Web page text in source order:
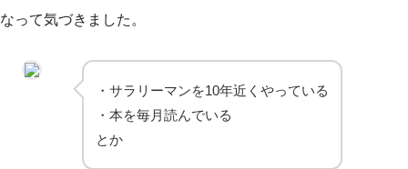
なって気づきました。
・サラリーマンを10年近くやっている
・本を毎月読んでいる
とか